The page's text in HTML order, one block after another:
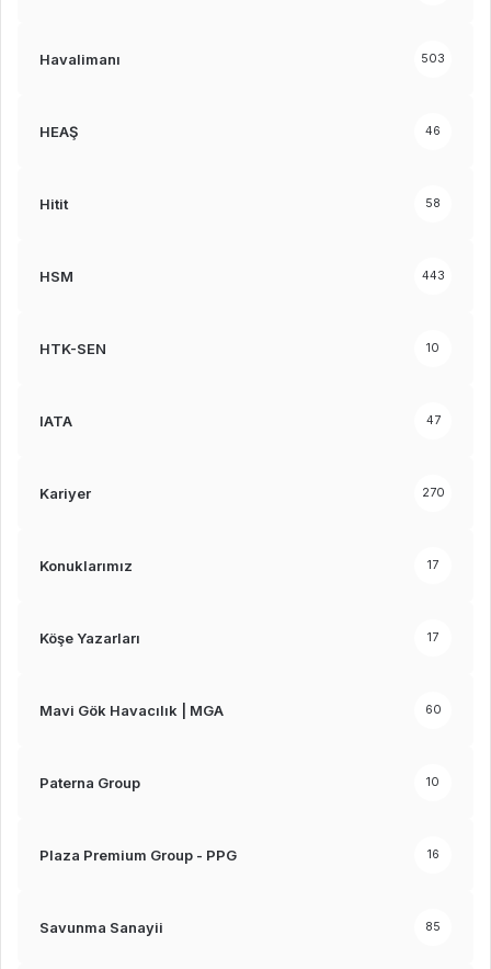
Havalimanı 503
HEAŞ 46
Hitit 58
HSM 443
HTK-SEN 10
IATA 47
Kariyer 270
Konuklarımız 17
Köşe Yazarları 17
Mavi Gök Havacılık | MGA 60
Paterna Group 10
Plaza Premium Group - PPG 16
Savunma Sanayii 85